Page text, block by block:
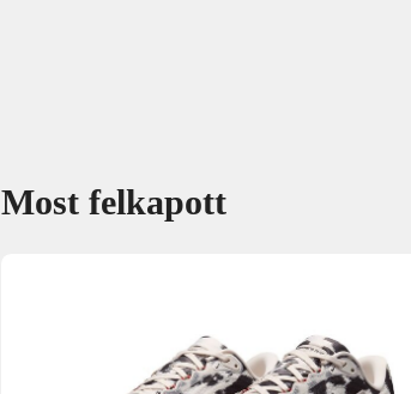
Most felkapott